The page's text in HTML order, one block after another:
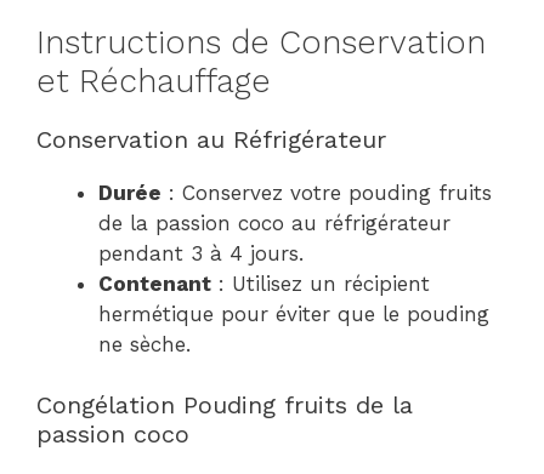
Instructions de Conservation
et Réchauffage
Conservation au Réfrigérateur
Durée : Conservez votre pouding fruits
de la passion coco au réfrigérateur
pendant 3 à 4 jours.
Contenant : Utilisez un récipient
hermétique pour éviter que le pouding
ne sèche.
Congélation Pouding fruits de la
passion coco